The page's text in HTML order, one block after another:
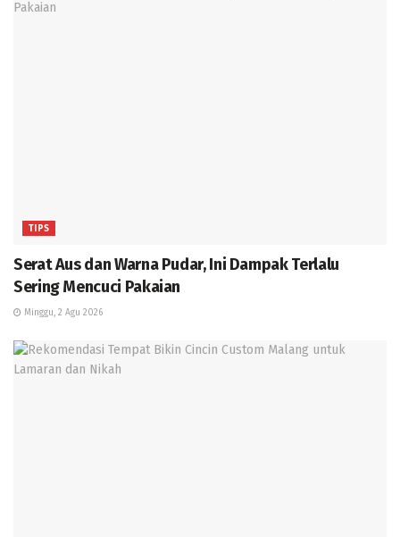
TIPS
Serat Aus dan Warna Pudar, Ini Dampak Terlalu
Sering Mencuci Pakaian
Minggu, 2 Agu 2026